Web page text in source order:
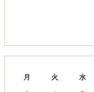
月
火 水